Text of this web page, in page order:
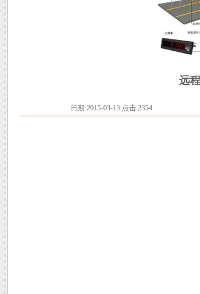
远
日期:2015-03-13 点击:2354